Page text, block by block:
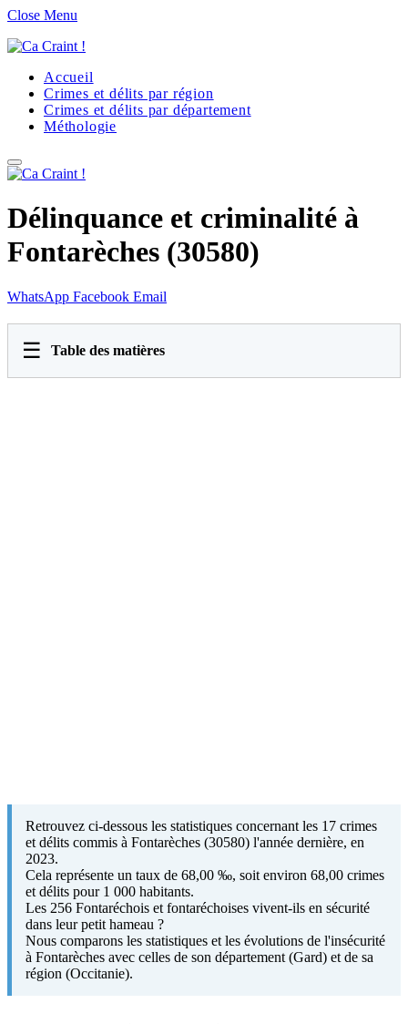
Close Menu
Accueil
Crimes et délits par région
Crimes et délits par département
Méthologie
Délinquance et criminalité à
Fontarèches (30580)
WhatsApp Facebook Email
☰ Table des matières
Retrouvez ci-dessous les statistiques concernant les 17 crimes
et délits commis à Fontarèches (30580) l'année dernière, en
2023.
Cela représente un taux de 68,00 ‰, soit environ 68,00 crimes
et délits pour 1 000 habitants.
Les 256 Fontaréchois et fontaréchoises vivent-ils en sécurité
dans leur petit hameau ?
Nous comparons les statistiques et les évolutions de l'insécurité
à Fontarèches avec celles de son département (Gard) et de sa
région (Occitanie).